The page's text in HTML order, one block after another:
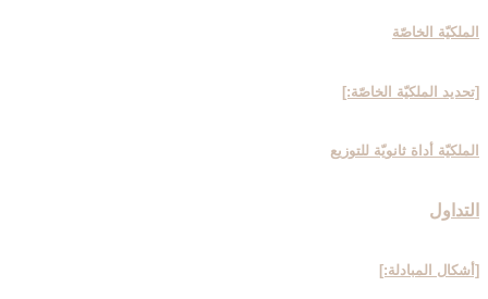
الملكيّة الخاصّة
[تحديد الملكيّة الخاصّة:]
الملكيّة أداة ثانويّة للتوزيع
التداول‏
[أشكال المبادلة:]